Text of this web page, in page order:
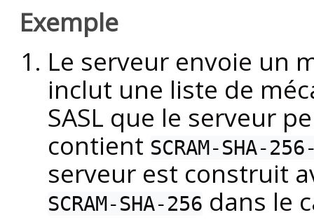
Exemple
Le serveur envoie un
inclut une liste de
SASL que le serveur
contient SCRAM-SHA-
serveur est construit
SCRAM-SHA-256 dans le